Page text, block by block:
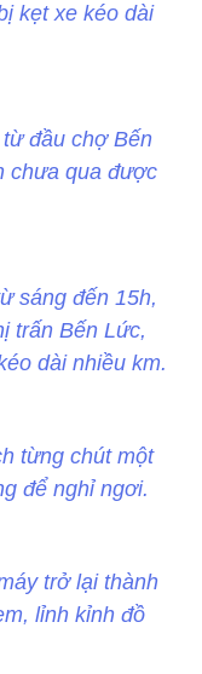
kẹt xe kéo dài
đầu chợ Bến
chưa qua được
sáng đến 15h,
trấn Bến Lức,
dài nhiều km.
từng chút một
để nghỉ ngơi.
trở lại thành
lỉnh kỉnh đồ